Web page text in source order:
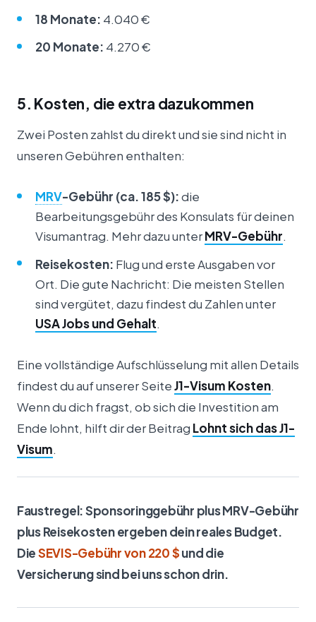
18 Monate: 4.040 €
20 Monate: 4.270 €
5. Kosten, die extra dazukommen
Zwei Posten zahlst du direkt und sie sind nicht in
unseren Gebühren enthalten:
MRV-Gebühr (ca. 185 $):die
Bearbeitungsgebühr des Konsulats für deinen
Visumantrag. Mehr dazu unterMRV-Gebühr.
Reisekosten: Flug und erste Ausgaben vor
Ort. Die gute Nachricht: Die meisten Stellen
sind vergütet, dazu findest du Zahlen unter
USA Jobs und Gehalt.
Eine vollständige Aufschlüsselung mit allen Details
findest du auf unserer SeiteJ1-Visum Kosten.
Wenn du dich fragst, ob sich die Investition am
Ende lohnt, hilft dir der Beitrag Lohnt sich das J1-
Visum.
Faustregel: Sponsoringgebühr plus MRV-Gebühr
plus Reisekosten ergeben dein reales Budget.
DieSEVIS-Gebühr von 220 $und die
Versicherung sind bei uns schon drin.